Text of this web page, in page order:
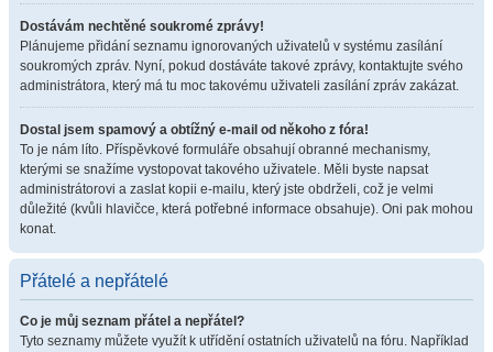
Dostávám nechtěné soukromé zprávy!
Plánujeme přidání seznamu ignorovaných uživatelů v systému zasílání
soukromých zpráv. Nyní, pokud dostáváte takové zprávy, kontaktujte svého
administrátora, který má tu moc takovému uživateli zasílání zpráv zakázat.
Dostal jsem spamový a obtížný e-mail od někoho z fóra!
To je nám líto. Příspěvkové formuláře obsahují obranné mechanismy,
kterými se snažíme vystopovat takového uživatele. Měli byste napsat
administrátorovi a zaslat kopii e-mailu, který jste obdrželi, což je velmi
důležité (kvůli hlavičce, která potřebné informace obsahuje). Oni pak mohou
konat.
Přátelé a nepřátelé
Co je můj seznam přátel a nepřátel?
Tyto seznamy můžete využít k utřídění ostatních uživatelů na fóru. Například